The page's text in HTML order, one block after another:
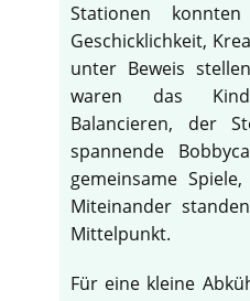
Stationen
Geschicklichkeit,
unter Beweis
waren das
Balancieren, der
spannende
gemeinsame
Miteinander
Mittelpunkt.
Für eine kleine